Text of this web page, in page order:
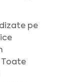
pe
Toate